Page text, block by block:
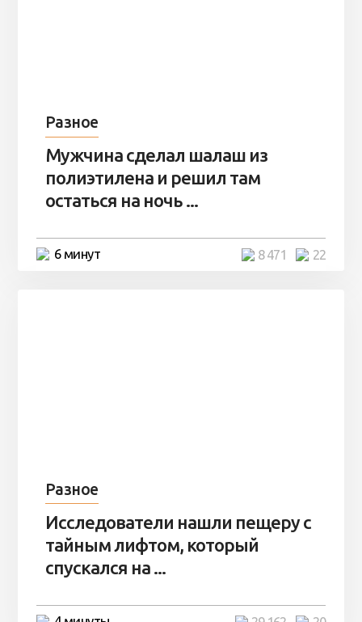
Разное
Мужчина сделал шалаш из
полиэтилена и решил там
остаться на ночь ...
6 минут 22
8 471
Разное
Исследователи нашли пещеру с
тайным лифтом, который
спускался на ...